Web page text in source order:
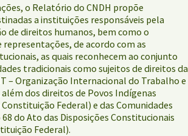
o Relatório do CNDH propõe
a instituições responsáveis pela
de direitos humanos, bem como o
de acordo com as
as quais reconhecem ao conjunto
tradicionais como sujeitos de direitos da
– Organização Internacional do Trabalho e
dos direitos de Povos Indígenas
Constituição Federal) e das Comunidades
do Ato das Disposições Constitucionais
Federal).